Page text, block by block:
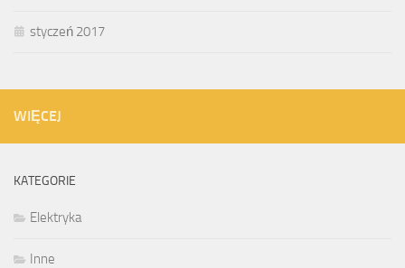
styczeń 2017
WIĘCEJ
KATEGORIE
Elektryka
Inne